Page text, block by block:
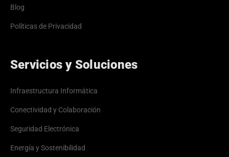
Blog
Políticas de Privacidad
Servicios y Soluciones
Infraestructura Informática
Conectividad y Colaboración
Seguridad Electrónica
Energía y Sostenibilidad